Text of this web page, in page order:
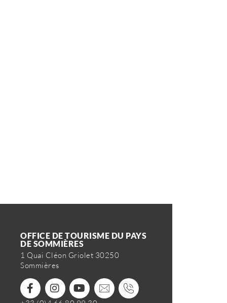
OFFICE DE TOURISME DU PAYS
DE SOMMIÈRES
1 Quai Cléon Griolet 30250
Sommières